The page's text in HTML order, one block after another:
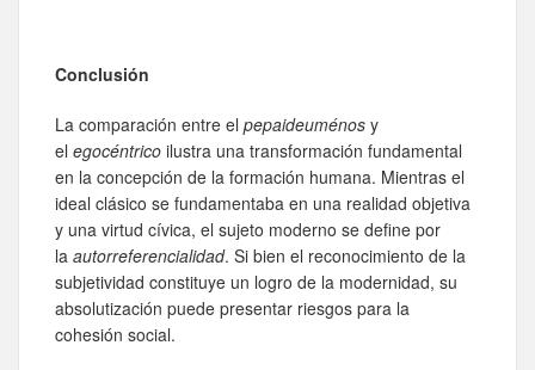
Conclusión
La comparación entre el pepaideuménos y
el egocéntrico ilustra una transformación fundamental
en la concepción de la formación humana. Mientras el
ideal clásico se fundamentaba en una realidad objetiva
y una virtud cívica, el sujeto moderno se define por
la autorreferencialidad. Si bien el reconocimiento de la
subjetividad constituye un logro de la modernidad, su
absolutización puede presentar riesgos para la
cohesión social.